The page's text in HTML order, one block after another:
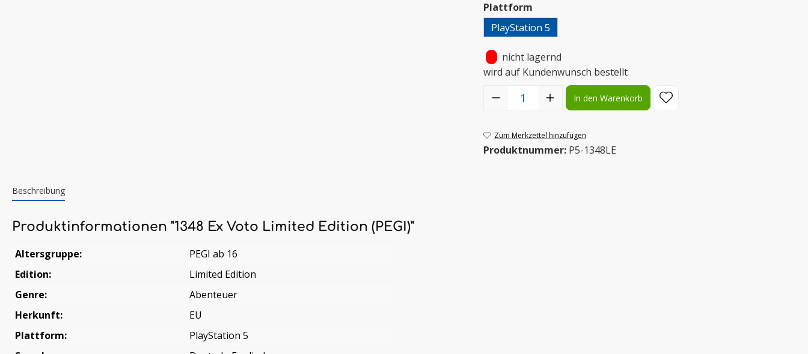
Plattform
PlayStation 5
nicht lagernd
wird auf Kundenwunsch bestellt
Produkt Anzahl: Gib den gewünschten Wert ein oder benutze die
In den Warenkorb
Zum Merkzettel hinzufügen
Produktnummer: P5-1348LE
Beschreibung
Produktinformationen "1348 Ex Voto Limited Edition (PEGI)"
Altersgruppe:
PEGI ab 16
Edition:
Limited Edition
Genre:
Abenteuer
Herkunft:
EU
Plattform:
PlayStation 5